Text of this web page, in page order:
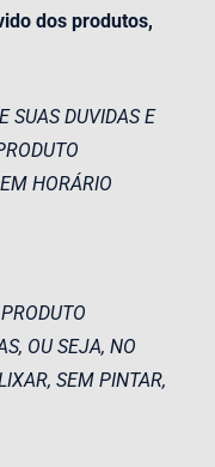
dos produtos,
SUAS DUVIDAS E
HORÁRIO
OU SEJA, NO
SEM PINTAR,